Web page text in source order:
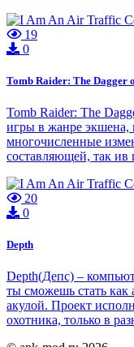
19
0
Tomb Raider: The Dagger
Tomb Raider: The
игры в жанре экшена,
многочисленные
составляющей, так
20
0
Depth
Depth(Депс) –
ты сможешь стать как
акулой. Проект
охотника, только в